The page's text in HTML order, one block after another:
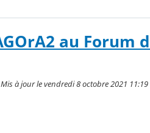
au Forum
à jour le vendredi 8 octobre 2021 11:19